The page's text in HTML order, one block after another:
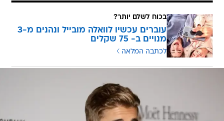
בכוח לשלם יותר?
עוברים עכשיו לוואלה מובייל ונהנים מ-3
מנויים ב- 75 שקלים
לכתבה המלאה